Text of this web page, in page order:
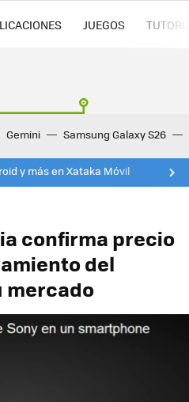
JUEGOS
Gemini Samsung Galaxy S26
y más en Xataka Móvil
confirma precio
del
mercado